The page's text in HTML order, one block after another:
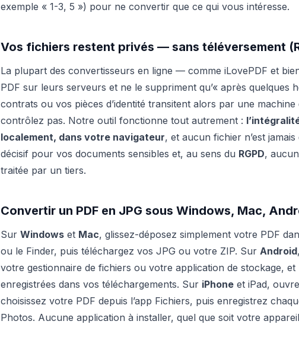
exemple « 1-3, 5 ») pour ne convertir que ce qui vous intéresse.
Vos fichiers restent privés — sans téléversement
La plupart des convertisseurs en ligne — comme iLovePDF et
PDF sur leurs serveurs et ne le suppriment qu’« après quelques
contrats ou vos pièces d’identité transitent alors par une
contrôlez pas. Notre outil fonctionne tout autrement :
localement, dans votre navigateur, et aucun fichier n’est
décisif pour vos documents sensibles et, au sens du RGPD,
traitée par un tiers.
Convertir un PDF en JPG sous Windows, Mac,
Sur Windows et Mac, glissez-déposez simplement votre PDF
ou le Finder, puis téléchargez vos JPG ou votre ZIP. Sur Android
votre gestionnaire de fichiers ou votre application de stockage,
enregistrées dans vos téléchargements. Sur iPhone et iPad,
choisissez votre PDF depuis l’app Fichiers, puis enregistrez
Photos. Aucune application à installer, quel que soit votre